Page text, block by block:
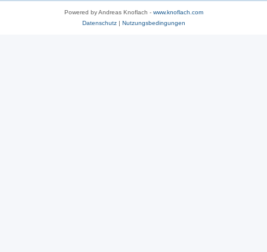
Powered by Andreas Knoflach - www.knoflach.com
Datenschutz| Nutzungsbedingungen